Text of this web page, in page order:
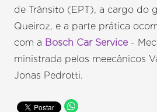
de Trânsito (EPT), a cargo do
Queiroz, e a parte prática
com a Bosch Car Service -
ministrada pelos meecânicos
Jonas Pedrotti.